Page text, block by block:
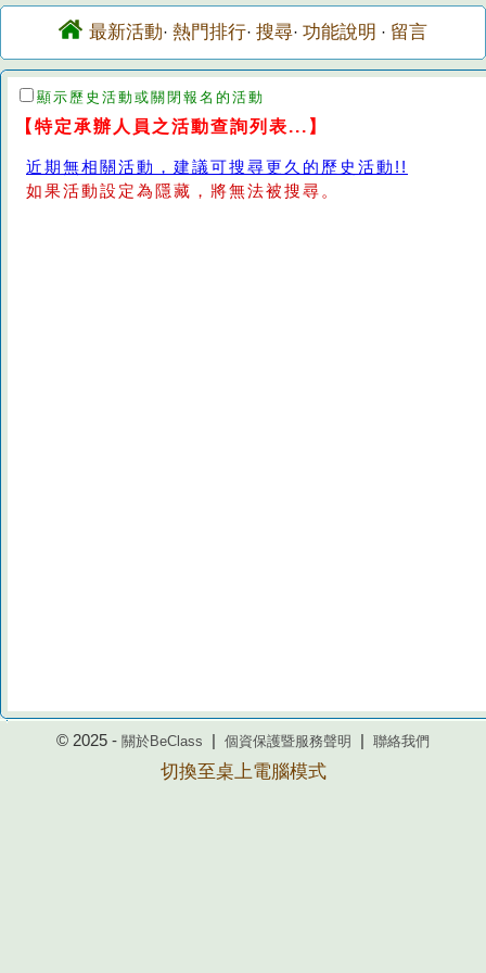
最新活動· 熱門排行· 搜尋· 功能說明 · 留言
顯示歷史活動或關閉報名的活動
【特定承辦人員之活動查詢列表...】
近期無相關活動，建議可搜尋更久的歷史活動!!
如果活動設定為隱藏，將無法被搜尋。
© 2025 - 關於BeClass 個資保護暨服務聲明 聯絡我們
切換至桌上電腦模式